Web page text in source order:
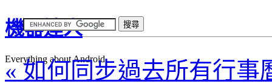
機器達人
Everything about Android
« 如何同步過去所有行事